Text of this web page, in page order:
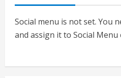
Social menu is not set. You
and assign it to Social
1
एचईआरसी के